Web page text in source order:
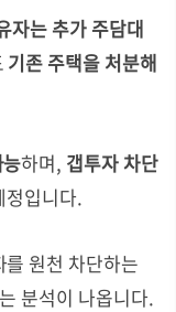
자는 추가 주담대
기존 주택을 처분해
하며, 갭투자 차단
정입니다.
원천 차단하는
분석이 나옵니다.